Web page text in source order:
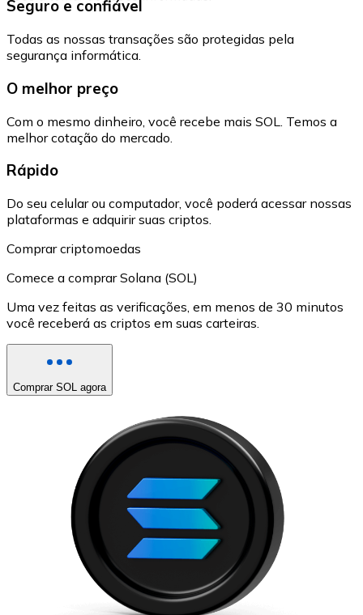
Seguro e confiável
Todas as nossas transações são protegidas pela
segurança informática.
O melhor preço
Com o mesmo dinheiro, você recebe mais SOL. Temos a
melhor cotação do mercado.
Rápido
Do seu celular ou computador, você poderá acessar nossas
plataformas e adquirir suas criptos.
Comprar criptomoedas
Comece a comprar Solana (SOL)
Uma vez feitas as verificações, em menos de 30 minutos
você receberá as criptos em suas carteiras.
Comprar SOL agora